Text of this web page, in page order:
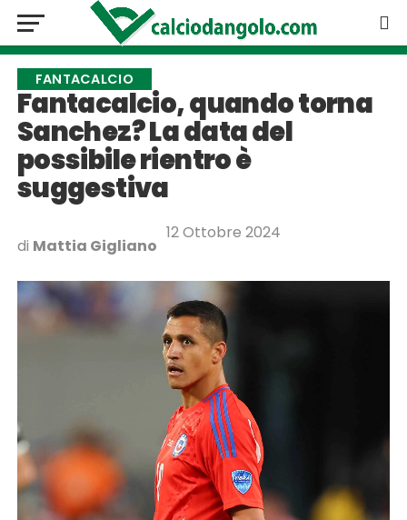
FANTACALCIO
Fantacalcio, quando torna
Sanchez? La data del
possibile rientro è
suggestiva
di Mattia Gigliano
12 Ottobre 2024